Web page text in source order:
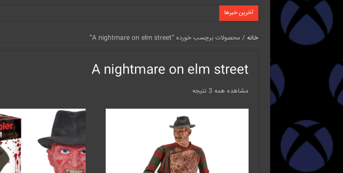
آخرین خبرها
خانه / محصولات برچسب خورده “A nightmare on elm street”
A nightmare on elm street
مشاهده همه 3 نتیجه